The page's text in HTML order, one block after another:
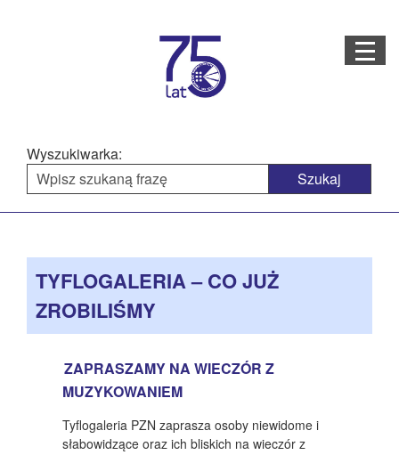
Wyszukiwarka:
główne
Menu
STRONA GŁÓWNA
AKTUALNOŚCI
PROJEKTY REALIZOWANE
OFERTA USŁUG
MULTIMEDIA
CZASOPISMA
INSTYTUT TYFLOLOGICZNY
TYFLOGALERIA – CO JUŻ
ZROBILIŚMY
ZAPRASZAMY NA WIECZÓR Z
MUZYKOWANIEM
Tyflogaleria PZN zaprasza osoby niewidome i
słabowidzące oraz ich bliskich na wieczór z